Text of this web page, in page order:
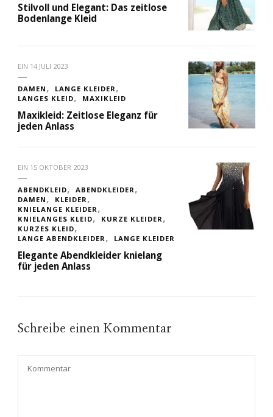
Stilvoll und Elegant: Das zeitlose
Bodenlange Kleid
EIN 14 JULI 2023
DAMEN
LANGE KLEIDER
LANGES KLEID
MAXIKLEID
Maxikleid: Zeitlose Eleganz für
jeden Anlass
EIN 15 OKTOBER 2023
ABENDKLEID
ABENDKLEIDER
DAMEN
KLEIDER
KNIELANGE KLEIDER
KNIELANGES KLEID
KURZE KLEIDER
KURZES KLEID
LANGE ABENDKLEIDER
LANGE KLEIDER
Elegante Abendkleider knielang
für jeden Anlass
Schreibe einen Kommentar